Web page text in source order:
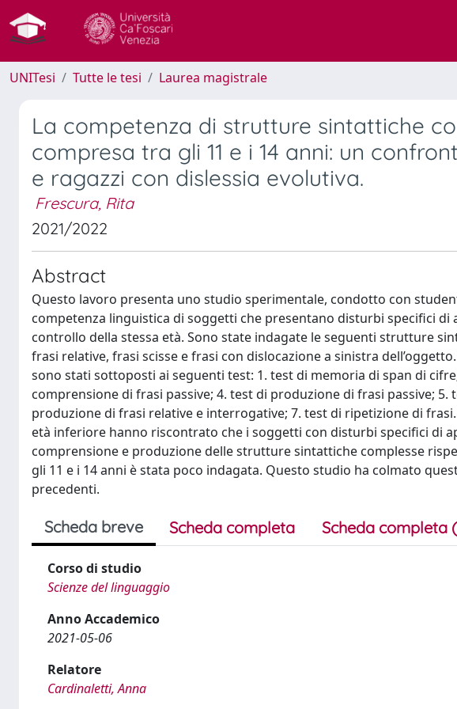
UNITesi Tutte le tesi Laurea magistrale
La competenza di strutture sintattiche
compresa tra gli 11 e i 14 anni: un
e ragazzi con dislessia evolutiva.
Frescura, Rita
2021/2022
Abstract
Questo lavoro presenta uno studio sperimentale, condotto con
competenza linguistica di soggetti che presentano disturbi specifici
controllo della stessa età. Sono state indagate le seguenti strutture
frasi relative, frasi scisse e frasi con dislocazione a sinistra
sono stati sottoposti ai seguenti test: 1. test di memoria di span di
comprensione di frasi passive; 4. test di produzione di frasi passive;
produzione di frasi relative e interrogative; 7. test di ripetizione di
età inferiore hanno riscontrato che i soggetti con disturbi specifici di
comprensione e produzione delle strutture sintattiche complesse
gli 11 e i 14 anni è stata poco indagata. Questo studio ha colmato
precedenti.
Scheda breve Scheda completa Scheda completa
Corso di studio
Scienze del linguaggio
Anno Accademico
2021-05-06
Relatore
Cardinaletti, Anna